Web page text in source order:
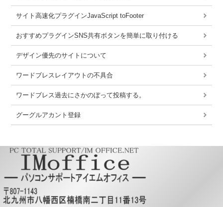
サイト高速化プラグインJavaScript toFooter
おすすめプラグインSNS共有ボタンを簡単に取り付ける
デザイン優先のサイトについて
ワードブレスレイアウトの不具合
ワードブレス過去にさかのぼって投稿する。
グーグルアカント登録